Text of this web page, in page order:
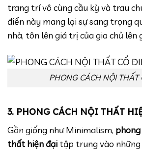
trang trí vô cùng cầu kỳ và trau
điển này mang lại sự sang trọng
nhà, tôn lên giá trị của gia chủ lên
PHONG CÁCH NỘI THẤT
3. PHONG CÁCH NỘI THẤT
Gần giống như Minimalism,
thất hiện đại tập trung vào